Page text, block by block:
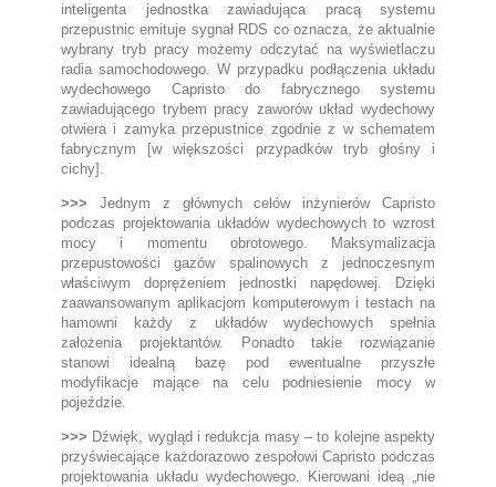
inteligenta jednostka zawiadująca pracą systemu
przepustnic emituje sygnał RDS co oznacza, że aktualnie
wybrany tryb pracy możemy odczytać na wyświetlaczu
radia samochodowego. W przypadku podłączenia układu
wydechowego Capristo do fabrycznego systemu
zawiadującego trybem pracy zaworów układ wydechowy
otwiera i zamyka przepustnice zgodnie z w schematem
fabrycznym [w większości przypadków tryb głośny i
cichy].
>>> Jednym z głównych celów inżynierów Capristo
podczas projektowania układów wydechowych to wzrost
mocy i momentu obrotowego. Maksymalizacja
przepustowości gazów spalinowych z jednoczesnym
właściwym doprężeniem jednostki napędowej. Dzięki
zaawansowanym aplikacjom komputerowym i testach na
hamowni każdy z układów wydechowych spełnia
założenia projektantów. Ponadto takie rozwiązanie
stanowi idealną bazę pod ewentualne przyszłe
modyfikacje mające na celu podniesienie mocy w
pojeździe.
>>> Dźwięk, wygląd i redukcja masy – to kolejne aspekty
przyświecające każdorazowo zespołowi Capristo podczas
projektowania układu wydechowego. Kierowani ideą „nie